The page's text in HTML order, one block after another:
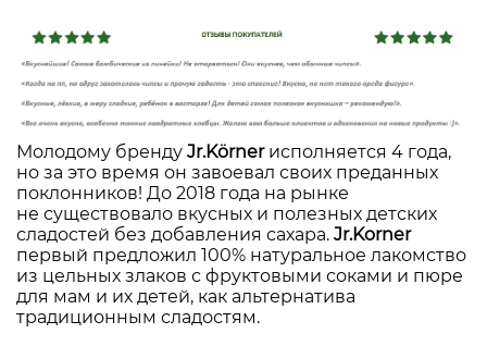
Молодому бренду Jr.Körnerисполняется 4 года,
но за это время он завоевал своих преданных
поклонников! До 2018 года на рынке
не существовало вкусных и полезных детских
сладостей без добавления сахара. Jr.Korner
первый предложил 100% натуральное лакомство
из цельных злаков с фруктовыми соками и пюре
для мам и их детей, как альтернатива
традиционным сладостям.